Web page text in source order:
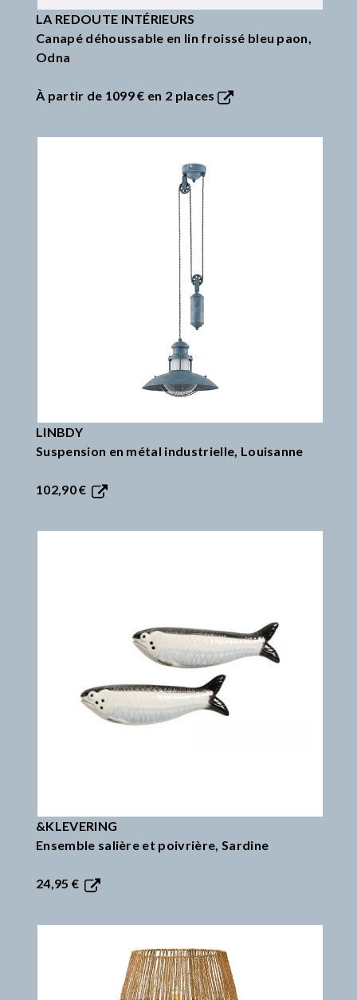
LA REDOUTE INTÉRIEURS
Canapé déhoussable en lin froissé bleu paon,
Odna
À partir de 1099 € en 2 places
LINBDY
Suspension en métal industrielle, Louisanne
102,90 €
&KLEVERING
Ensemble salière et poivrière, Sardine
24,95 €